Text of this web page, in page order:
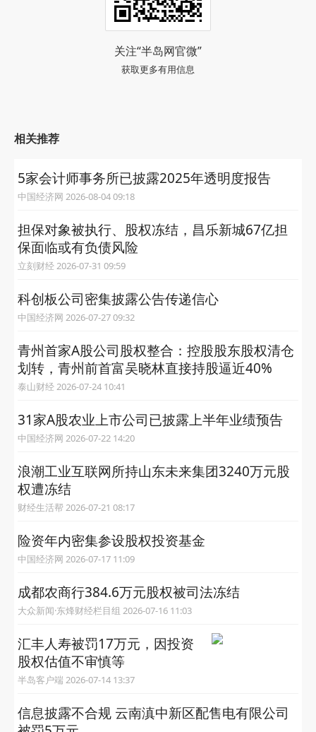
关注“半岛网官微”
获取更多有用信息
相关推荐
5家会计师事务所已披露2025年透明度报告
中国经济网 2026-08-04 09:18
担保对象被执行、股权冻结，昌乐新城67亿担
保面临或有负债风险
立刻财经 2026-07-31 09:59
科创板公司密集披露公告传递信心
中国经济网 2026-07-27 09:32
青州首家A股公司股权整合：控股股东股权清仓
划转，青州前首富吴晓林直接持股逼近40%
泰山财经 2026-07-24 10:41
31家A股农业上市公司已披露上半年业绩预告
中国经济网 2026-07-22 14:20
浪潮工业互联网所持山东未来集团3240万元股
权遭冻结
财经生活帮 2026-07-21 08:17
险资年内密集参设股权投资基金
中国经济网 2026-07-17 11:09
成都农商行384.6万元股权被司法冻结
大众新闻·东烽财经栏目组 2026-07-16 11:03
汇丰人寿被罚17万元，因投资
股权估值不审慎等
半岛客户端 2026-07-14 13:37
信息披露不合规 云南滇中新区配售电有限公司